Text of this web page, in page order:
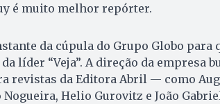
é muito melhor repórter.
da cúpula do Grupo Globo para
líder “Veja”. A direção da empresa
revistas da Editora Abril — como
Helio Gurovitz e João